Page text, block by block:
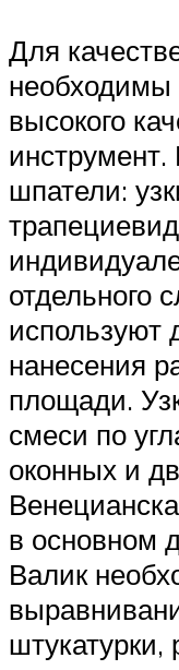
Для
необходимы
высокого
шпатели:
отдельного
используют
нанесения
площади.
смеси по
оконных и
в основном
Валик
штукатурки,